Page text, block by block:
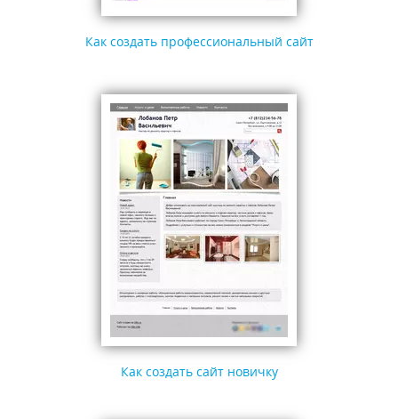
Как создать профессиональный сайт
Как создать сайт новичку